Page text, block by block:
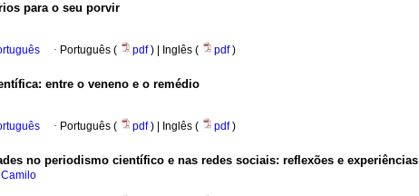
para o seu porvir
· Português ( pdf) | Inglês ( pdf)
entre o veneno e o remédio
· Português ( pdf) | Inglês ( pdf)
no periodismo científico e nas redes sociais: reflexões e experiências
Camilo